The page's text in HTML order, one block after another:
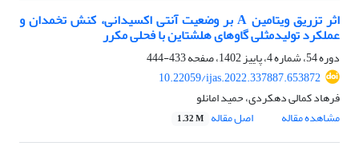
اثر تزریق ویتامین A بر وضعیت آنتی اکسیدانی، کنش تخمدان و
عملکرد تولیدمثلی گاوهای هلشتاین با فحلی مکرر
دوره 54، شماره 4، پاییز 1402، صفحه
433-444
10.22059/ijas.2022.337887.653872
فرهاد کمالی دهکردی، حمید امانلو
مشاهده مقاله
اصل مقاله 1.32 M